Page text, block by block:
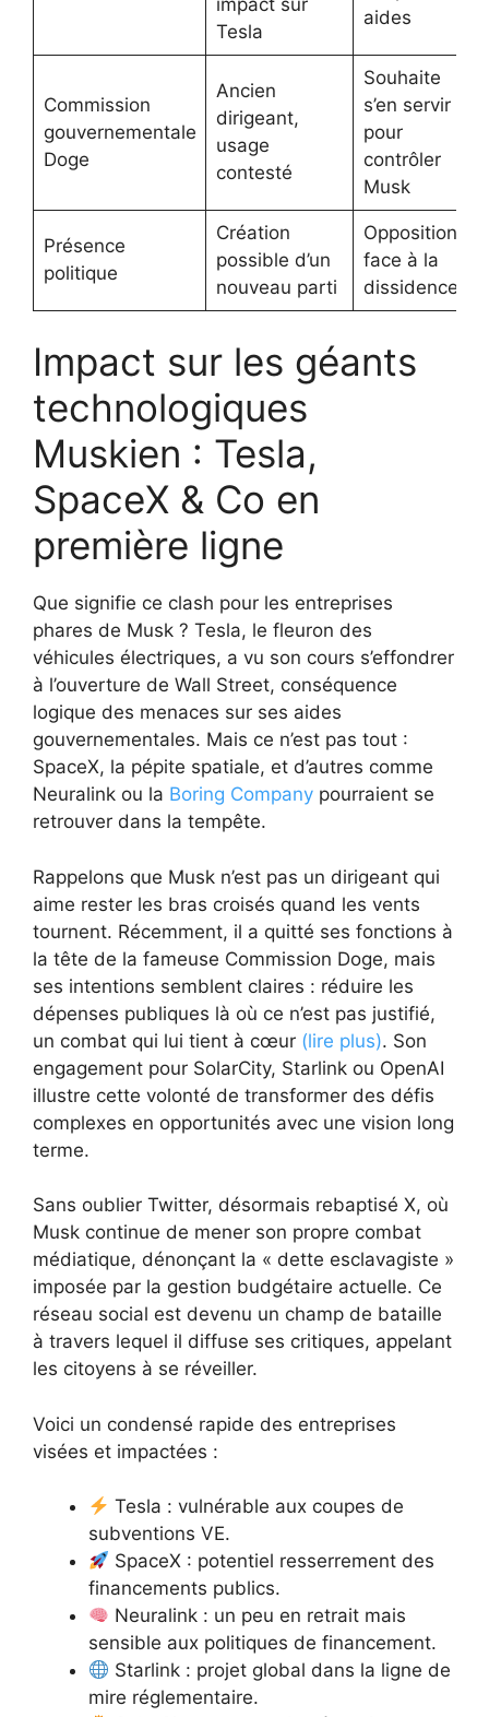
Tesla
aides
Commission
gouvernementale
Doge
Ancien
dirigeant,
usage
contesté
Souhaite
s’en servir
pour
contrôler
Musk
Présence
politique
Création
possible d’un
nouveau parti
Opposition
face à la
dissidence
Impact sur les géants
technologiques
Muskien : Tesla,
SpaceX & Co en
première ligne
Que signifie ce clash pour les entreprises
phares de Musk ? Tesla, le fleuron des
véhicules électriques, a vu son cours s’effondrer
à l’ouverture de Wall Street, conséquence
logique des menaces sur ses aides
gouvernementales. Mais ce n’est pas tout :
SpaceX, la pépite spatiale, et d’autres comme
Neuralink ou la Boring Company pourraient se
retrouver dans la tempête.
Rappelons que Musk n’est pas un dirigeant qui
aime rester les bras croisés quand les vents
tournent. Récemment, il a quitté ses fonctions à
la tête de la fameuse Commission Doge, mais
ses intentions semblent claires : réduire les
dépenses publiques là où ce n’est pas justifié,
un combat qui lui tient à cœur (lire plus). Son
engagement pour SolarCity, Starlink ou OpenAI
illustre cette volonté de transformer des défis
complexes en opportunités avec une vision long
terme.
Sans oublier Twitter, désormais rebaptisé X, où
Musk continue de mener son propre combat
médiatique, dénonçant la « dette esclavagiste »
imposée par la gestion budgétaire actuelle. Ce
réseau social est devenu un champ de bataille
à travers lequel il diffuse ses critiques, appelant
les citoyens à se réveiller.
Voici un condensé rapide des entreprises
visées et impactées :
Tesla : vulnérable aux coupes de
subventions VE.
SpaceX : potentiel resserrement des
financements publics.
Neuralink : un peu en retrait mais
sensible aux politiques de financement.
Starlink : projet global dans la ligne de
mire réglementaire.